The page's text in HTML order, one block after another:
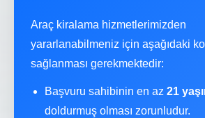
Araç kiralama hizmetlerimizden
yararlanabilmeniz için aşağıdaki
sağlanması gerekmektedir:
Başvuru sahibinin en az 21
doldurmuş olması zorunludur.